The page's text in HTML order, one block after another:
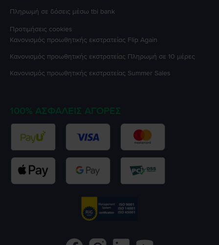
Πληρωμή σε δόσεις μέσω tbi bank
Προτιμήσεις cookies
Κανονισμός προωθητικής εκστρατείας Flip Again
Κανονισμός προωθητικής εκστρατείας Πληρωμή σε 10 μέρες
Κανονισμός προωθητικής εκστρατείας Summer Sales
100% ΑΣΦΑΛΕΊΣ ΑΓΟΡΈΣ